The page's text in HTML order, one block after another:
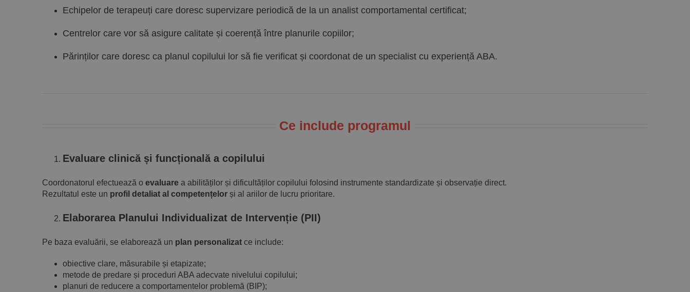
Echipelor de terapeuți care doresc supervizare periodică de la un analist comportamental certificat;
Centrelor care vor să asigure calitate și coerență între planurile copiilor;
Părinților care doresc ca planul copilului lor să fie verificat și coordonat de un specialist cu experiență ABA.
Ce include programul
Evaluare clinică și funcțională a copilului
Coordonatorul efectuează o evaluare a abilităților și dificultăților copilului folosind instrumente standardizate și observație direct.
Rezultatul este un profil detaliat al competențelor și al ariilor de lucru prioritare.
Elaborarea Planului Individualizat de Intervenție (PII)
Pe baza evaluării, se elaborează un plan personalizat ce include:
obiective clare, măsurabile și etapizate;
metode de predare și proceduri ABA adecvate nivelului copilului;
planuri de reducere a comportamentelor problemă (BIP);